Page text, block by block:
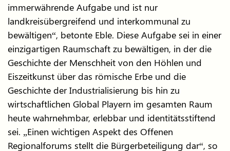
immerwährende Aufgabe und ist nur
landkreisübergreifend und interkommunal zu
bewältigen“, betonte Eble. Diese Aufgabe sei in einer
einzigartigen Raumschaft zu bewältigen, in der die
Geschichte der Menschheit von den Höhlen und
Eiszeitkunst über das römische Erbe und die
Geschichte der Industrialisierung bis hin zu
wirtschaftlichen Global Playern im gesamten Raum
heute wahrnehmbar, erlebbar und identitätsstiftend
sei. „Einen wichtigen Aspekt des Offenen
Regionalforums stellt die Bürgerbeteiligung dar“, so